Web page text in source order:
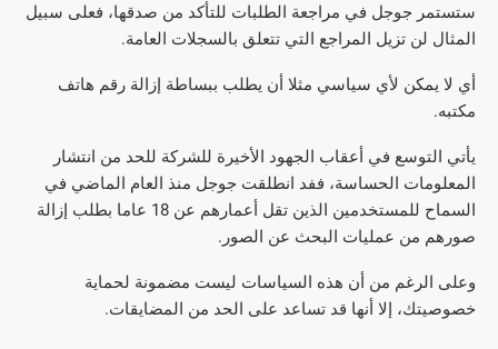
ستستمر جوجل في مراجعة الطلبات للتأكد من صدقها، فعلى سبيل
المثال لن تزيل المراجع التي تتعلق بالسجلات العامة.
أي لا يمكن لأي سياسي مثلا أن يطلب ببساطة إزالة رقم هاتف
مكتبه.
يأتي التوسع في أعقاب الجهود الأخيرة للشركة للحد من انتشار
المعلومات الحساسة، ففد انطلقت جوجل منذ العام الماضي في
السماح للمستخدمين الذين تقل أعمارهم عن 18 عاما بطلب إزالة
صورهم من عمليات البحث عن الصور.
وعلى الرغم من أن هذه السياسات ليست مضمونة لحماية
خصوصيتك، إلا أنها قد تساعد على الحد من المضايقات.